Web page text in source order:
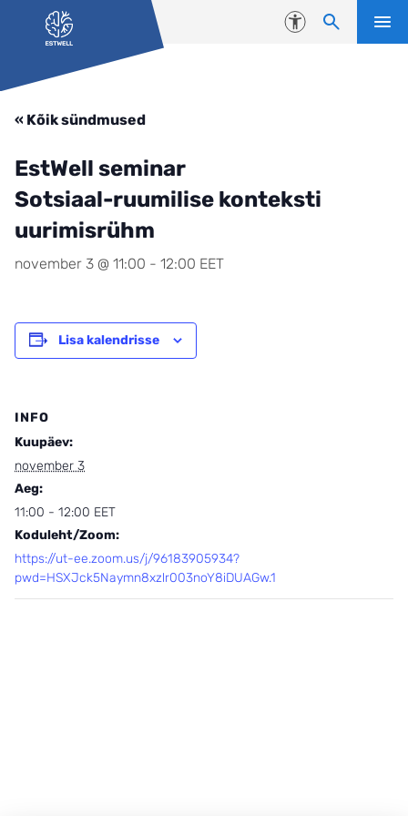
Liigu edasi põhisisu juurde
Juurdepääsetavus
« Kõik sündmused
EstWell seminar
Sotsiaal-ruumilise konteksti
uurimisrühm
november 3 @ 11:00 - 12:00 EET
Lisa kalendrisse
INFO
Kuupäev:
november 3
Aeg:
11:00 - 12:00 EET
Koduleht/Zoom:
https://ut-ee.zoom.us/j/96183905934?
pwd=HSXJck5Naymn8xzlr003noY8iDUAGw.1